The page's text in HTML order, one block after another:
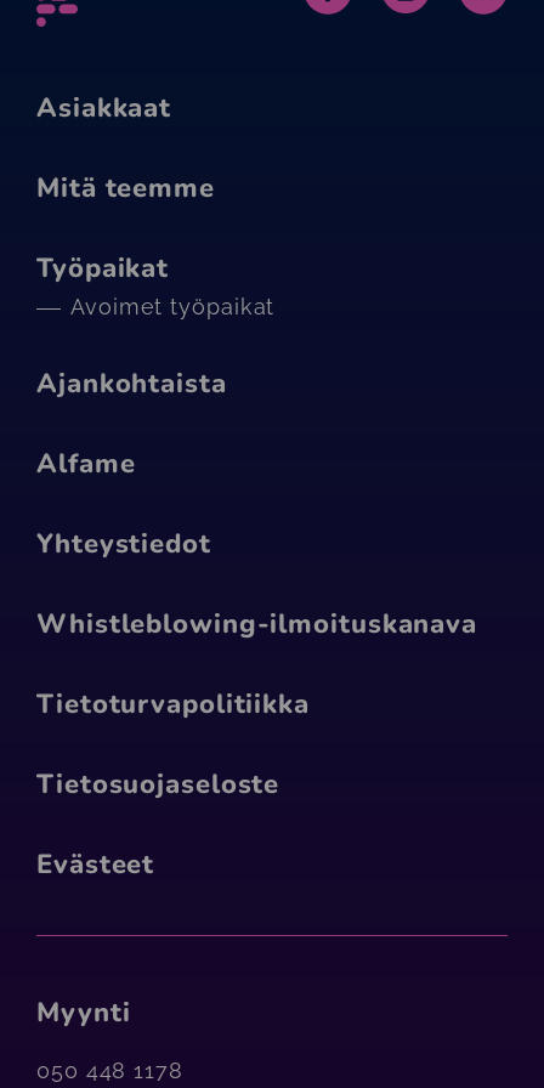
Asiakkaat
Mitä teemme
Työpaikat
Avoimet työpaikat
Ajankohtaista
Alfame
Yhteystiedot
Whistleblowing-ilmoituskanava
Tietoturva­politiikka
Tietosuojaseloste
Evästeet
Myynti
050 448 1178